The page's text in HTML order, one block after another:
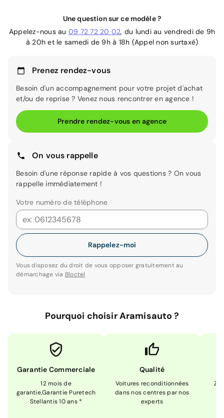
Une question sur ce modèle ?
Appelez-nous au 09 72 72 20 02, du lundi au vendredi de 9h
à 20h et le samedi de 9h à 18h (Appel non surtaxé)
Prenez rendez-vous
Besoin d'un accompagnement pour votre projet d'achat
et/ou de reprise ? Venez nous rencontrer en agence !
Prendre rendez-vous en agence
On vous rappelle
Besoin d'une réponse rapide à vos questions ? On vous
rappelle immédiatement !
Votre numéro de téléphone
Rappelez-moi
Vous disposez du droit de vous opposer gratuitement au
démarchage via Bloctel
Pourquoi choisir Aramisauto ?
Garantie Commerciale
12 mois de
garantie,Garantie Puretech
Stellantis 10 ans *
Qualité
Voitures reconditionnées
dans nos centres par nos
experts